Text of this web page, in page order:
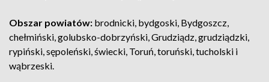
Obszar powiatów: brodnicki, bydgoski, Bydgoszcz,
chełmiński, golubsko-dobrzyński, Grudziądz, grudziądzki,
rypiński, sępoleński, świecki, Toruń, toruński, tucholski i
wąbrzeski.